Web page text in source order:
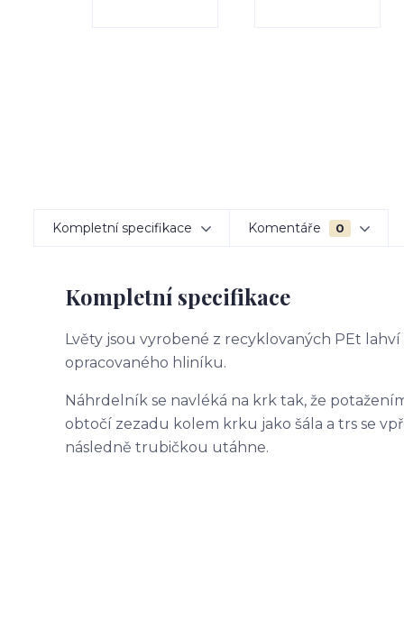
Kompletní specifikace Komentáře 0
Kompletní specifikace
Lvěty jsou vyrobené z recyklovaných PEt
opracovaného hliníku.
Náhrdelník se navléká na krk tak, že
obtočí zezadu kolem krku jako šála a trs se
následně trubičkou utáhne.